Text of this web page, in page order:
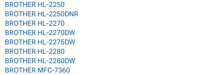
BROTHER HL-2250
BROTHER HL-2250DNR
BROTHER HL-2270
BROTHER HL-2270DW
BROTHER HL-2275DW
BROTHER HL-2280
BROTHER HL-2280DW
BROTHER MFC-7360